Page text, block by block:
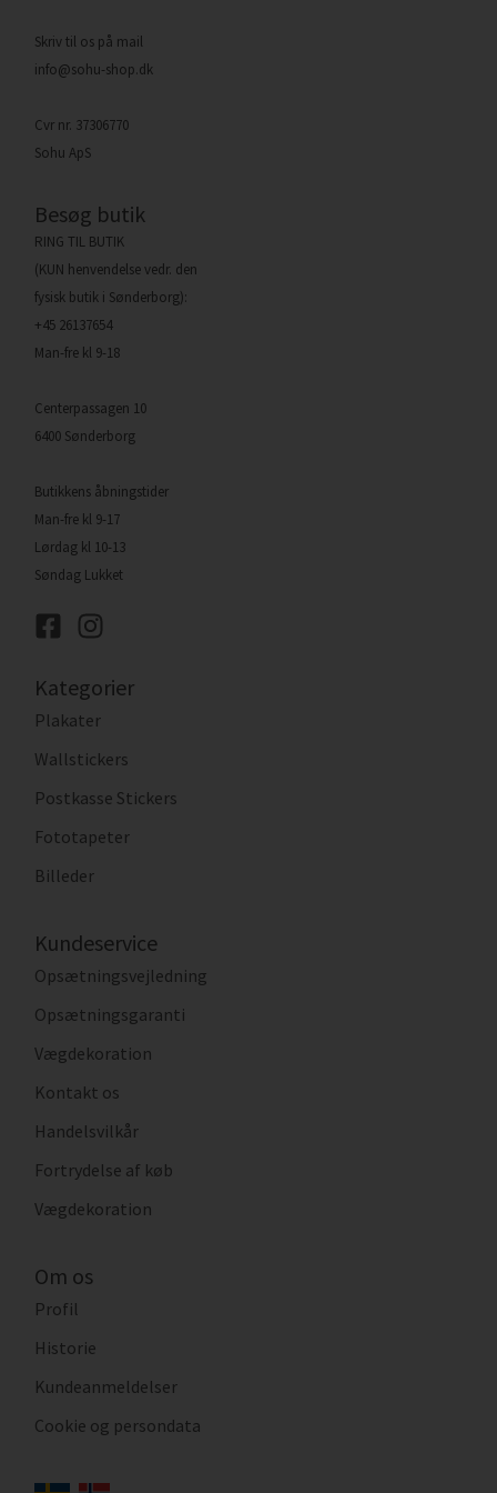
Skriv til os på mail
info@sohu-shop.dk
Cvr nr. 37306770
Sohu ApS
Besøg butik
RING TIL BUTIK
(KUN henvendelse vedr. den
fysisk butik i Sønderborg):
+45 26137654
Man-fre kl 9-18
Centerpassagen 10
6400 Sønderborg
Butikkens åbningstider
Man-fre kl 9-17
Lørdag kl 10-13
Søndag Lukket
Kategorier
Plakater
Wallstickers
Postkasse Stickers
Fototapeter
Billeder
Kundeservice
Opsætningsvejledning
Opsætningsgaranti
Vægdekoration
Kontakt os
Handelsvilkår
Fortrydelse af køb
Vægdekoration
Om os
Profil
Historie
Kundeanmeldelser
Cookie og persondata